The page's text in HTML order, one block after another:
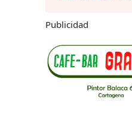
Publicidad